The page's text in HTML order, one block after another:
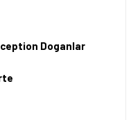
Doganlar